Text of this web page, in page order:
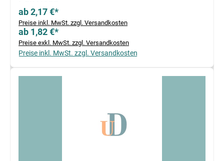
ab 2,17 €*
Preise inkl. MwSt. zzgl. Versandkosten
ab 1,82 €*
Preise exkl. MwSt. zzgl. Versandkosten
Preise inkl. MwSt. zzgl. Versandkosten